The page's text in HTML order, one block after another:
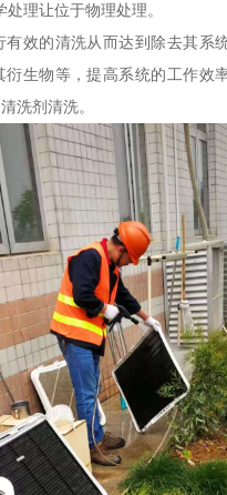
理让位于物理处理。
效的清洗从而达到除去其系
衍生物等，提高系统的工作效
洗剂清洗。